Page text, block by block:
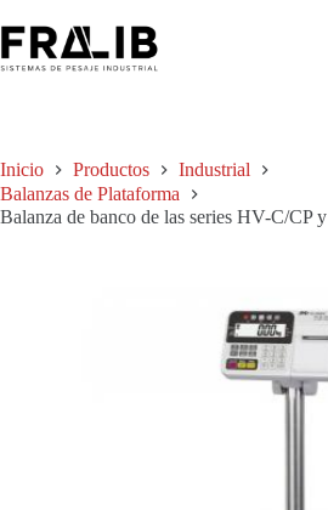
al
contenido
Inicio Productos
Industrial
Balanzas de Plataforma
Balanza de banco de las series HV-C/CP